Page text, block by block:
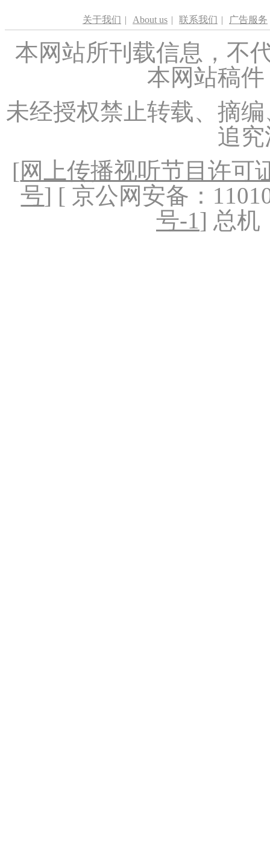
关于我们 | About us | 联系我们 | 广告服务
本网站所刊载信息，不
本网站稿
未经授权禁止转载、摘
追
[网上传播视听节目许可
号] [ 京公网安备：
号-1] 总机